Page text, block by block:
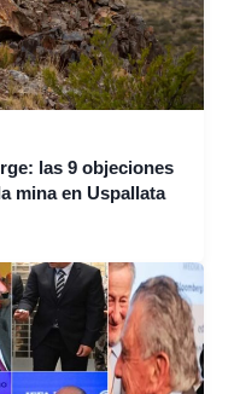
las 9 objeciones
mina en Uspallata